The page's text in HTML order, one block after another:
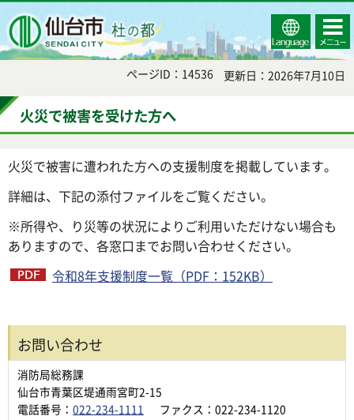
Select
Language
コンテ
ンツメ
ニュー
ページID：14536 更新日：2026年7月10日
火災で被害を受けた方へ
火災で被害に遭われた方への支援制度を掲載しています。
詳細は、下記の添付ファイルをご覧ください。
※所得や、り災等の状況によりご利用いただけない場合も
ありますので、各窓口までお問い合わせください。
令和8年支援制度一覧（PDF：152KB）
お問い合わせ
消防局総務課
仙台市青葉区堤通雨宮町2-15
電話番号： 022-234-1111 ファクス：022-234-1120